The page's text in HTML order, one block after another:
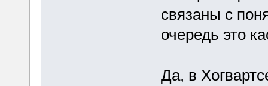
связаны с
очередь это
Да, в